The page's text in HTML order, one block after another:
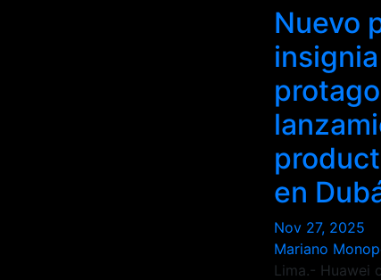
Nuevo
en
Nov 27, 2025
Mariano
Lima.- Huawei